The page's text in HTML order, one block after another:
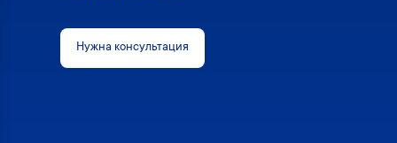
Нужна консультация